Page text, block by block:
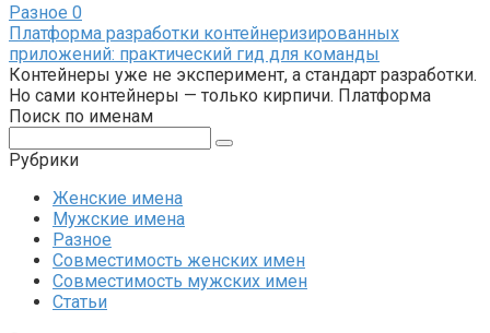
Разное 0
Платформа разработки контейнеризированных
приложений: практический гид для команды
Контейнеры уже не эксперимент, а стандарт разработки.
Но сами контейнеры — только кирпичи. Платформа
Поиск по именам
Рубрики
Женские имена
Мужские имена
Разное
Совместимость женских имен
Совместимость мужских имен
Статьи